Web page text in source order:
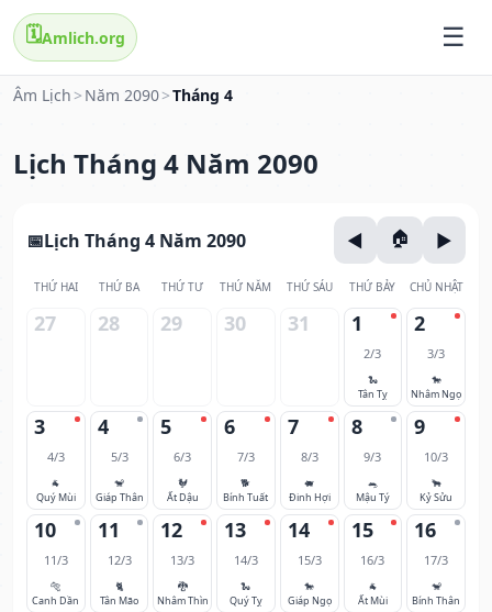
🗓️Amlich.org
Âm Lịch > Năm 2090>Tháng 4
Lịch Tháng 4 Năm 2090
Lịch Tháng 4 Năm 2090
THỨ HAI THỨ BA THỨ TƯ THỨ NĂM THỨ SÁU THỨ BẢY CHỦ NHẬT
27 28 29 30 31 1
2/3
🐍
Tân Tỵ
2
3/3
🐎
Nhâm Ngọ
3
4/3
🐐
Quý Mùi
4
5/3
🐒
Giáp Thân
5
6/3
🐓
Ất Dậu
6
7/3
🐕
Bính Tuất
7
8/3
🐖
Đinh Hợi
8
9/3
🐀
Mậu Tý
9
10/3
🐂
Kỷ Sửu
10
11/3
🐅
Canh Dần
11
12/3
🐈
Tân Mão
12
13/3
🐉
Nhâm Thìn
13
14/3
🐍
Quý Tỵ
14
15/3
🐎
Giáp Ngọ
15
16/3
🐐
Ất Mùi
16
17/3
🐒
Bính Thân